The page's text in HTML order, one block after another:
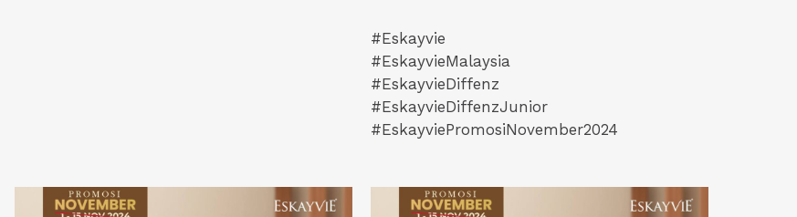
#Eskayvie
#EskayvieMalaysia
#EskayvieDiffenz
#EskayvieDiffenzJunior
#EskayviePromosiNovember2024